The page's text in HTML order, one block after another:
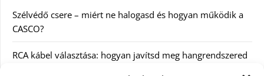
Szélvédő csere – miért ne halogasd és hogyan működik a
CASCO?
RCA kábel választása: hogyan javítsd meg hangrendszered